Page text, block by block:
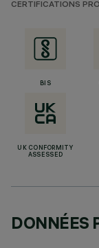
CERTIFICATIONS
BIS
UK CONFORMITY
ASSESSED
DONNÉES